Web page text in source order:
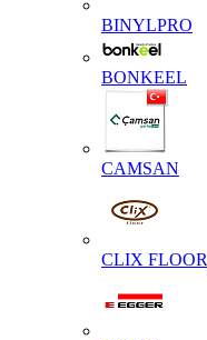
BINYLPRO
BONKEEL
CAMSAN
CLIX FLOOR